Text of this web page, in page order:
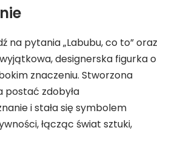
na pytania „Labubu, co to” oraz
designerska figurka o
znaczeniu. Stworzona
postać zdobyła
i stała się symbolem
łącząc świat sztuki,